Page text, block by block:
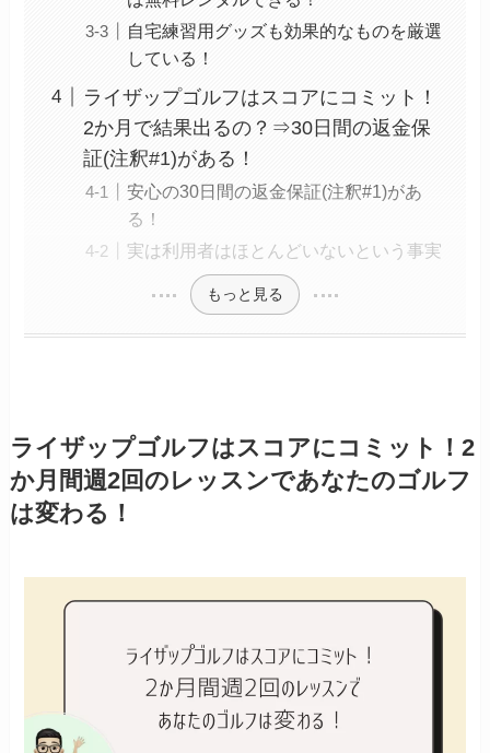
自宅練習用グッズも効果的なものを厳選
している！
ライザップゴルフはスコアにコミット！
2か月で結果出るの？⇒30日間の返金保
証(注釈#1)がある！
安心の30日間の返金保証(注釈#1)があ
る！
実は利用者はほとんどいないという事実
もっと見る
ライザップゴルフはスコアにコミット！2
か月間週2回のレッスンであなたのゴルフ
は変わる！